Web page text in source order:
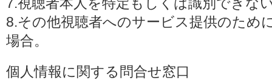
8.その他視聴者へのサービス提供のため
場合。
個人情報に関する問合せ窓口